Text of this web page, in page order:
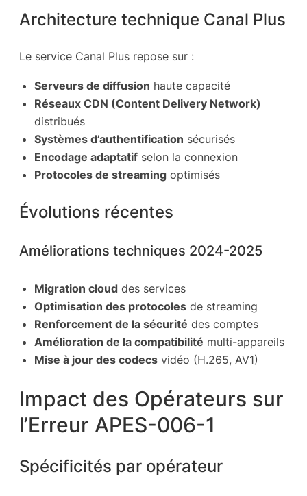
Architecture technique Canal Plus
Le service Canal Plus repose sur :
Serveurs de diffusion haute capacité
Réseaux CDN (Content Delivery Network)
distribués
Systèmes d’authentification sécurisés
Encodage adaptatif selon la connexion
Protocoles de streaming optimisés
Évolutions récentes
Améliorations techniques 2024-2025
Migration cloud des services
Optimisation des protocoles de streaming
Renforcement de la sécurité des comptes
Amélioration de la compatibilité multi-appareils
Mise à jour des codecs vidéo (H.265, AV1)
Impact des Opérateurs sur
l’Erreur APES-006-1
Spécificités par opérateur